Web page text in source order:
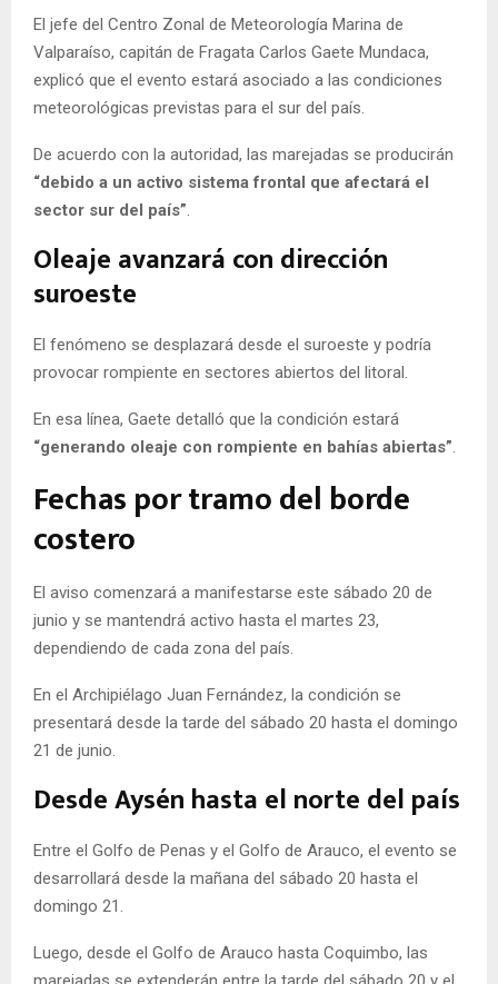
El jefe del Centro Zonal de Meteorología Marina de
Valparaíso, capitán de Fragata Carlos Gaete Mundaca,
explicó que el evento estará asociado a las condiciones
meteorológicas previstas para el sur del país.
De acuerdo con la autoridad, las marejadas se producirán
“debido a un activo sistema frontal que afectará el
sector sur del país”.
Oleaje avanzará con dirección
suroeste
El fenómeno se desplazará desde el suroeste y podría
provocar rompiente en sectores abiertos del litoral.
En esa línea, Gaete detalló que la condición estará
“generando oleaje con rompiente en bahías abiertas”.
Fechas por tramo del borde
costero
El aviso comenzará a manifestarse este sábado 20 de
junio y se mantendrá activo hasta el martes 23,
dependiendo de cada zona del país.
En el Archipiélago Juan Fernández, la condición se
presentará desde la tarde del sábado 20 hasta el domingo
21 de junio.
Desde Aysén hasta el norte del país
Entre el Golfo de Penas y el Golfo de Arauco, el evento se
desarrollará desde la mañana del sábado 20 hasta el
domingo 21.
Luego, desde el Golfo de Arauco hasta Coquimbo, las